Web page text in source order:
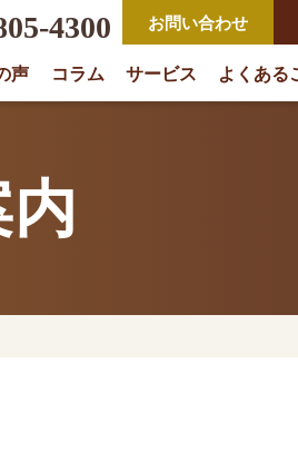
式会社Orio
4300 お問い合わせ
声 コラム サービス よくある